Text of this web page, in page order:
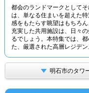
都会のランドマークとして
は、単なる住まいを超えた
感をもたらす眺望はもちろ
充実した共用施設は、日々
るでしょう。本特集では、
た、厳選された高層レジデン
明石市のタワ